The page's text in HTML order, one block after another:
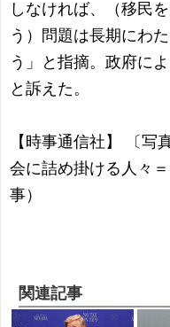
しなければ、（移民
う）問題は長期にわ
う」と指摘。政府に
と訴えた。
【時事通信社】 〔写
会に詰め掛ける人々
事）
関連記事